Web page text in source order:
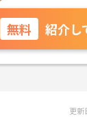
無料 紹介し
更新